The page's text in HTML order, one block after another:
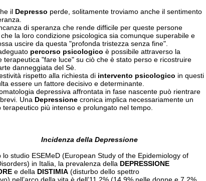
il Depresso perde, solitamente troviamo anche il sentimento
di speranza che rende difficile per queste persone
la loro condizione psicologica sia comunque superabile e
uscire da questa "profonda tristezza senza fine".
percorso psicologico è possibile attraverso la
terapeutica "fare luce" su ciò che è stato perso e ricostruire
danneggiata del Sè.
rispetto alla richiesta di intervento psicologico in questi
essere un fattore decisivo e determinante.
depressiva affrontata in fase nascente può rientrare
Una Depressione cronica implica necessariamente un
terapeutico più intenso e prolungato nel tempo.
Incidenza della Depressione
lo studio ESEMeD (European Study of the Epidemiology of
in Italia, la prevalenza della DEPRESSIONE
e della DISTIMIA (disturbo dello spettro
nell’arco della vita è dell’11,2% (14,9% nelle donne e 7,2%